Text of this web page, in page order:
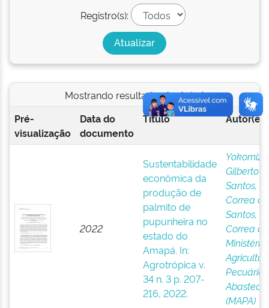
Registro(s):
Mostrando resultados 1 a 1 de 1
Pré-
visualização
Data do
documento
Título Autor(es)
2022
Sustentabilidade
econômica da
produção de
palmito de
pupunheira no
estado do
Amapá. In:
Agrotrópica v.
34 n. 3 p. 207-
216, 2022.
Yokomizo,
Gilberto
Santos,
Correa
Santos,
Correa
Ministério
Pecuária
(MAPA)